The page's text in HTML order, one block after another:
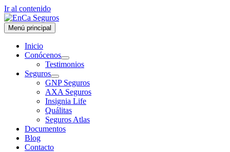
Ir al contenido
Menú principal
Inicio
Conócenos
Testimonios
Seguros
GNP Seguros
AXA Seguros
Insignia Life
Quálitas
Seguros Atlas
Documentos
Blog
Contacto